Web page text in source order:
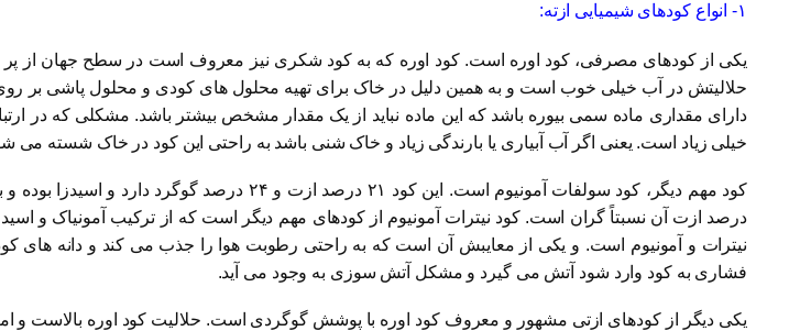
۱- انواع کودهای شیمیایی ازته:
حلالیتش در آب خیلی خوب است و به همین دلیل در خاک برای تهیه محلول های کودی و محلول پاشی بر
دارای مقداری ماده سمی بیوره باشد که این ماده نباید از یک مقدار مشخص بیشتر باشد. مشکلی که در
خیلی زیاد است. یعنی اگر آب آبیاری یا بارندگی زیاد و خاک شنی باشد به راحتی این کود در خاک شسته می
کود مهم دیگر، کود سولفات آمونیوم است. این کود
درصد ازت آن نسبتاً گران است. کود نیترات آمونیوم از کودهای مهم دیگر است که از ترکیب آمونیاک و
نیترات و آمونیوم است. و یکی از معایبش آن است که به راحتی رطوبت هوا را جذب می کند و دانه های
فشاری به کود وارد شود آتش می گیرد و مشکل آتش سوزی به وجود می آید.
یکی دیگر از کودهای ازتی مشهور و معروف کود اوره با پوشش گوگردی است. حلالیت کود اوره بالاست